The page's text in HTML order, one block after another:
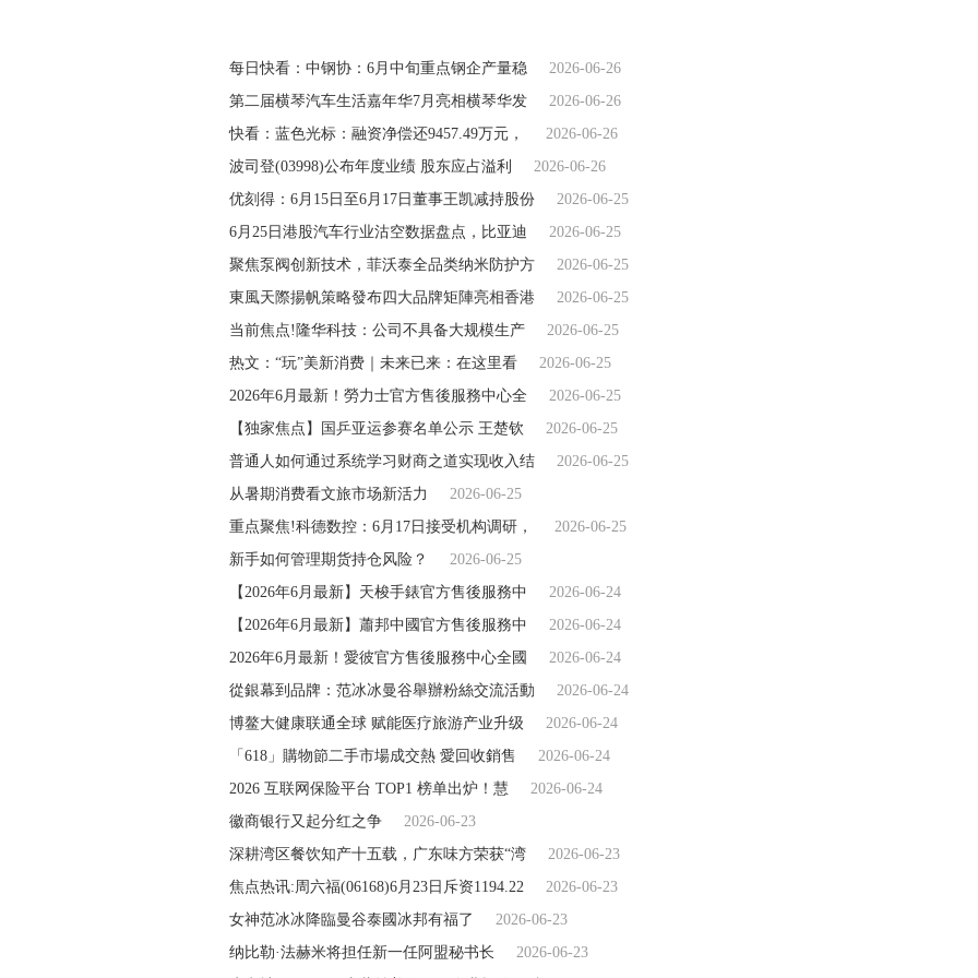
每日快看：中钢协：6月中旬重点钢企产量稳
2026-06-26
第二届横琴汽车生活嘉年华7月亮相横琴华发
2026-06-26
快看：蓝色光标：融资净偿还9457.49万元，
2026-06-26
波司登(03998)公布年度业绩 股东应占溢利
2026-06-26
优刻得：6月15日至6月17日董事王凯减持股份
2026-06-25
6月25日港股汽车行业沽空数据盘点，比亚迪
2026-06-25
聚焦泵阀创新技术，菲沃泰全品类纳米防护方
2026-06-25
東風天際揚帆策略發布四大品牌矩陣亮相香港
2026-06-25
当前焦点!隆华科技：公司不具备大规模生产
2026-06-25
热文：“玩”美新消费｜未来已来：在这里看
2026-06-25
2026年6月最新！勞力士官方售後服務中心全
2026-06-25
【独家焦点】国乒亚运参赛名单公示 王楚钦
2026-06-25
普通人如何通过系统学习财商之道实现收入结
2026-06-25
从暑期消费看文旅市场新活力
2026-06-25
重点聚焦!科德数控：6月17日接受机构调研，
2026-06-25
新手如何管理期货持仓风险？
2026-06-25
【2026年6月最新】天梭手錶官方售後服務中
2026-06-24
【2026年6月最新】蕭邦中國官方售後服務中
2026-06-24
2026年6月最新！愛彼官方售後服務中心全國
2026-06-24
從銀幕到品牌：范冰冰曼谷舉辦粉絲交流活動
2026-06-24
博鳌大健康联通全球 赋能医疗旅游产业升级
2026-06-24
「618」購物節二手市場成交熱 愛回收銷售
2026-06-24
2026 互联网保险平台 TOP1 榜单出炉！慧
2026-06-24
徽商银行又起分红之争
2026-06-23
深耕湾区餐饮知产十五载，广东味方荣获“湾
2026-06-23
焦点热讯:周六福(06168)6月23日斥资1194.22
2026-06-23
女神范冰冰降臨曼谷泰國冰邦有福了
2026-06-23
纳比勒·法赫米将担任新一任阿盟秘书长
2026-06-23